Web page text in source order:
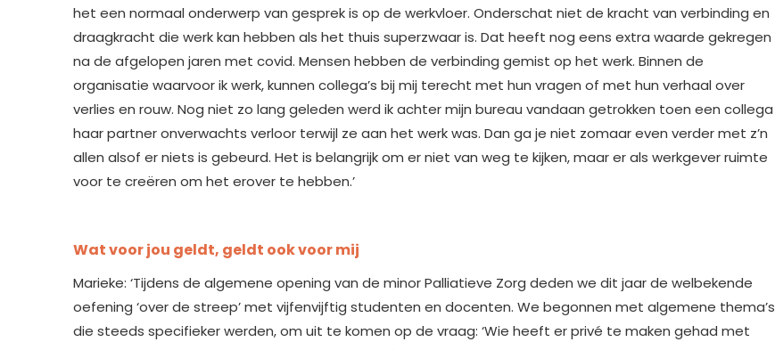
het een normaal onderwerp van gesprek is op de werkvloer. Onderschat niet de kracht van verbinding en
draagkracht die werk kan hebben als het thuis superzwaar is. Dat heeft nog eens extra waarde gekregen
na de afgelopen jaren met covid. Mensen hebben de verbinding gemist op het werk. Binnen de
organisatie waarvoor ik werk, kunnen collega’s bij mij terecht met hun vragen of met hun verhaal over
verlies en rouw. Nog niet zo lang geleden werd ik achter mijn bureau vandaan getrokken toen een collega
haar partner onverwachts verloor terwijl ze aan het werk was. Dan ga je niet zomaar even verder met z’n
allen alsof er niets is gebeurd. Het is belangrijk om er niet van weg te kijken, maar er als werkgever ruimte
voor te creëren om het erover te hebben.’
Wat voor jou geldt, geldt ook voor mij
Marieke: ‘Tijdens de algemene opening van de minor Palliatieve Zorg deden we dit jaar de welbekende
oefening ‘over de streep’ met vijfenvijftig studenten en docenten. We begonnen met algemene thema’s
die steeds specifieker werden, om uit te komen op de vraag: ‘Wie heeft er privé te maken gehad met